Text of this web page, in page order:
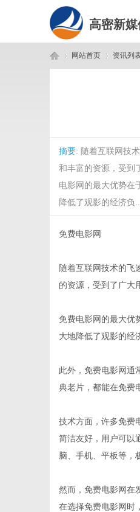
高密新媒
网站首页 资讯列
摘要: 随着互联网技
和丰富的资源，受到
电影网的最大优势在
降低了观影的经济负
免费电影网
随着互联网技术的飞
的资源，受到了广大
免费电影网的最大优
大地降低了观影的经
此外，免费电影网通
典老片，都能在免费
技术方面，许多免费
简洁友好，用户可以
脑、手机、平板等，
然而，免费电影网在
在选择免费电影网时